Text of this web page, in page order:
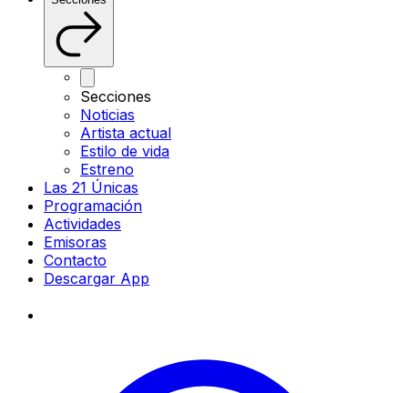
Secciones
Noticias
Artista actual
Estilo de vida
Estreno
Las 21 Únicas
Programación
Actividades
Emisoras
Contacto
Descargar App